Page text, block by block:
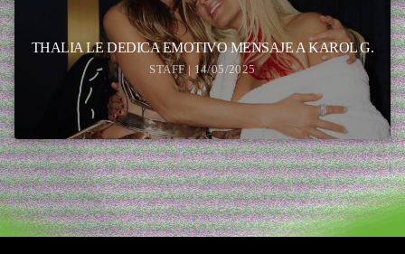
THALIA LE DEDICA EMOTIVO MENSAJE A KAROL G.
STAFF | 14/05/2025